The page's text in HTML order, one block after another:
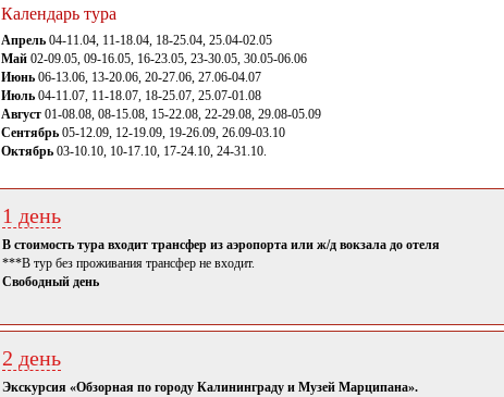
Календарь тура
Апрель 04-11.04, 11-18.04, 18-25.04, 25.04-02.05
Май 02-09.05, 09-16.05, 16-23.05, 23-30.05, 30.05-06.06
Июнь 06-13.06, 13-20.06, 20-27.06, 27.06-04.07
Июль 04-11.07, 11-18.07, 18-25.07, 25.07-01.08
Август 01-08.08, 08-15.08, 15-22.08, 22-29.08, 29.08-05.09
Сентябрь 05-12.09, 12-19.09, 19-26.09, 26.09-03.10
Октябрь 03-10.10, 10-17.10, 17-24.10, 24-31.10.
1 день
В стоимость тура входит трансфер из аэропорта или ж/д вокзала до отеля
***В тур без проживания трансфер не входит.
Свободный день
2 день
Экскурсия «Обзорная по городу Калининграду и Музей Марципана».